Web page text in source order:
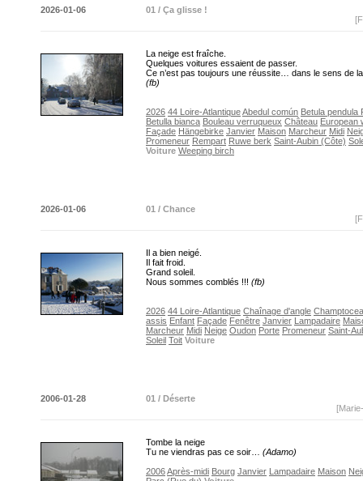
2026-01-06
01 / Ça glisse !
La neige est fraîche.
Quelques voitures essaient de passer.
Ce n’est pas toujours une réussite… dans le sens de
(fb)
2026 44 Loire-AtlantiqueAbedul común Betula pendula
Betulla bianca Bouleau verruqueux Château European
Façade Hängebirke Janvier Maison Marcheur Midi
Promeneur Rempart Ruwe berk Saint-Aubin (Côte)
Voiture Weeping birch
2026-01-06
01 / Chance
Il a bien neigé.
Il fait froid.
Grand soleil.
Nous sommes comblés !!! (fb)
2026 44 Loire-Atlantique Chaînage d'angle
assis Enfant Façade Fenêtre Janvier Lampadaire
Marcheur Midi Neige Oudon Porte Promeneur Saint-
Soleil Toit Voiture
2006-01-28
01 / Déserte
Tombe la neige
Tu ne viendras pas ce soir… (Adamo)
2006Après-midi Bourg Janvier Lampadaire Maison